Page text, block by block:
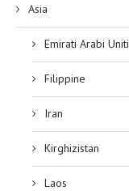
Asia
Emirati Arabi Uniti
Filippine
Iran
Kirghizistan
Laos